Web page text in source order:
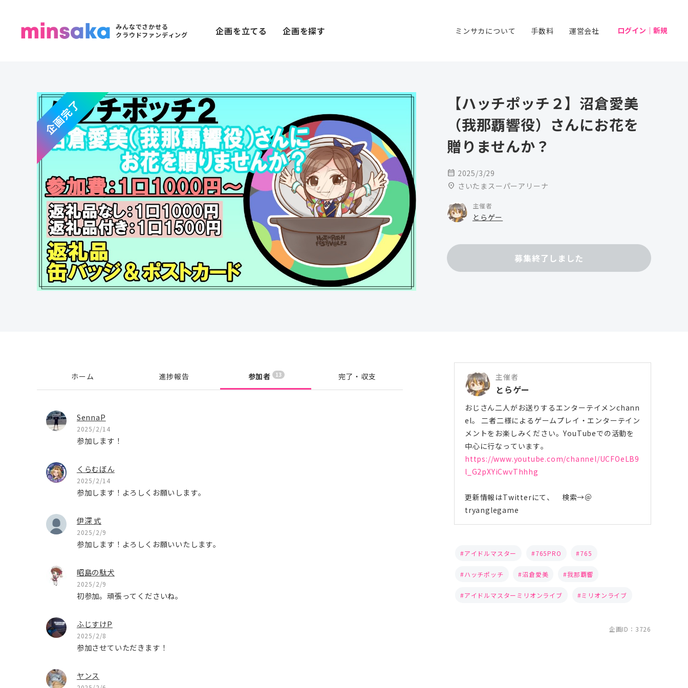
みんなでさかせる
クラウドファンディング
企画を立てる 企画を探す ミンサカについて 手数料 運営会社 ログイン｜新規
企画完了
【ハッチポッチ２】沼倉愛美
（我那覇響役）さんにお花を
贈りませんか？
calendar_month 2025/3/29
location_on さいたまスーパーアリーナ
主催者
とらゲー
募集終了しました
ホーム 進捗報告 参加者 13 完了・収支
SennaP
2025/2/14
参加します！
くらむぼん
2025/2/14
参加します！よろしくお願いします。
伊深 式
2025/2/9
参加します！よろしくお願いいたします。
昭島の駄犬
2025/2/9
初参加。頑張ってくださいね。
ふじすけP
2025/2/8
参加させていただきます！
ヤンス
主催者
とらゲー
おじさん二人がお送りするエンターテイメンchann
el。 二者二様によるゲームプレイ・エンターテイン
メントをお楽しみください。YouTubeでの活動を
中心に行なっています。
https://www.youtube.com/channel/UCFOeLB9
l_G2pXYiCwvThhhg
更新情報はTwitterにて、 検索→＠
tryanglegame
アイドルマスター 765PRO 765
ハッチポッチ 沼倉愛美 我那覇響
アイドルマスターミリオンライブ ミリオンライブ
企画ID：3726